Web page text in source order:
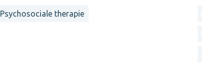
Psychosociale therapie